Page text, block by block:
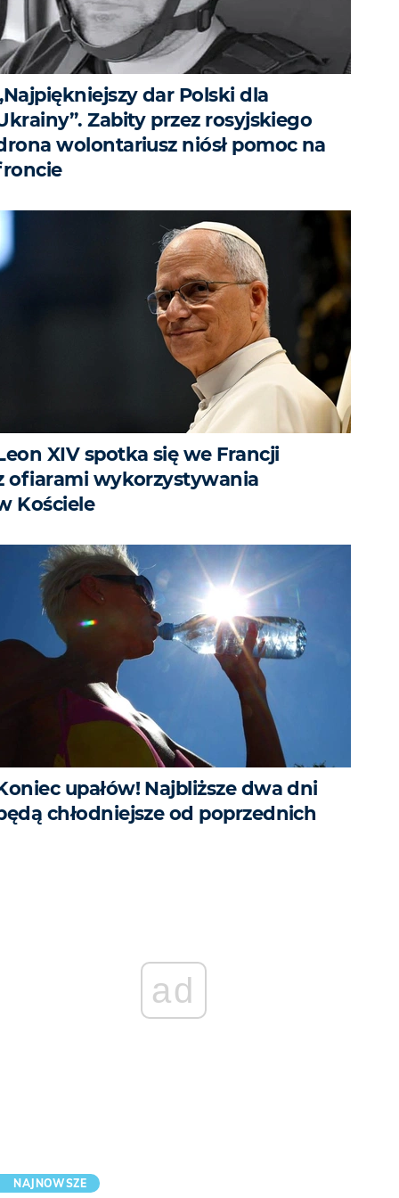
dar Polski dla
Zabity przez rosyjskiego
wolontariusz niósł pomoc na
XIV spotka się we Francji
ofiarami wykorzystywania
Kościele
upałów! Najbliższe dwa dni
chłodniejsze od poprzednich
ad
NAJNOWSZE